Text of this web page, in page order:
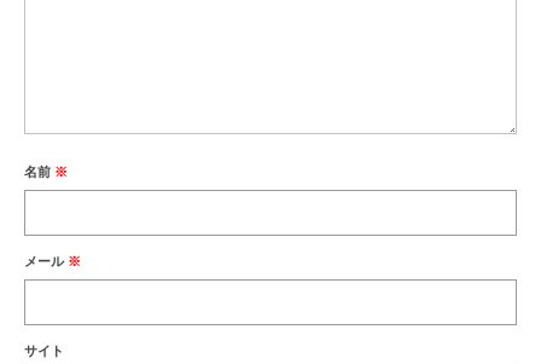
名前 ※
メール ※
サイト